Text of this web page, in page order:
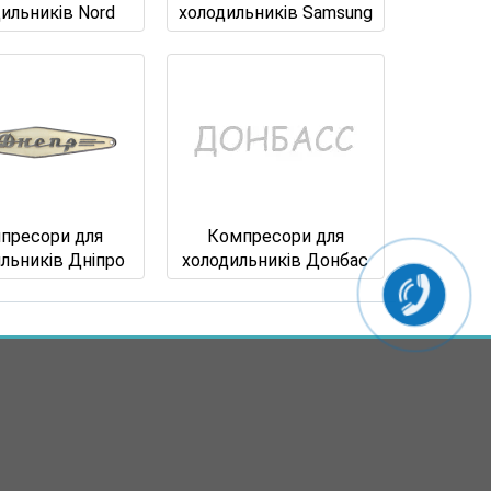
Nord холодильників Samsung
для
Дніпро
Компресори для
холодильників Донбас